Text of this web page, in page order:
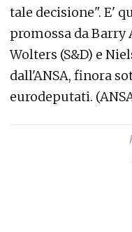
tale decisione". E'
promossa da Barry
Wolters (S&D) e
dall'ANSA, finora
eurodeputati.